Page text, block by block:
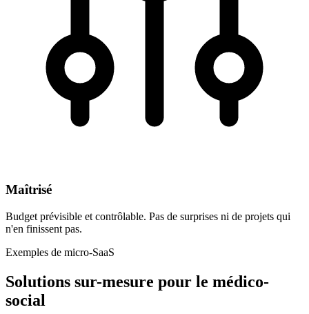
Maîtrisé
Budget prévisible et contrôlable. Pas de surprises ni de projets qui
n'en finissent pas.
Exemples de micro-SaaS
Solutions sur-mesure pour le médico-
social